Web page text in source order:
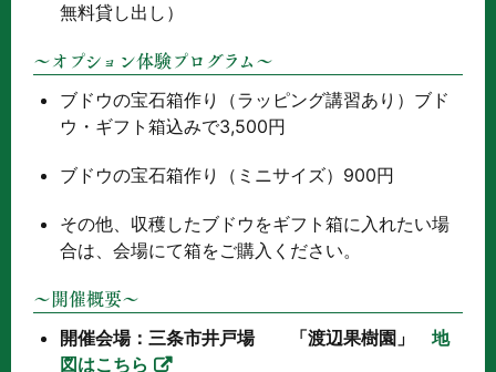
無料貸し出し）
～オプション体験プログラム～
ブドウの宝石箱作り（ラッピング講習あり）ブド
ウ・ギフト箱込みで3,500円
ブドウの宝石箱作り（ミニサイズ）900円
その他、収穫したブドウをギフト箱に入れたい場
合は、会場にて箱をご購入ください。
～開催概要～
開催会場：三条市井戸場 「渡辺果樹園」 地
図はこちら